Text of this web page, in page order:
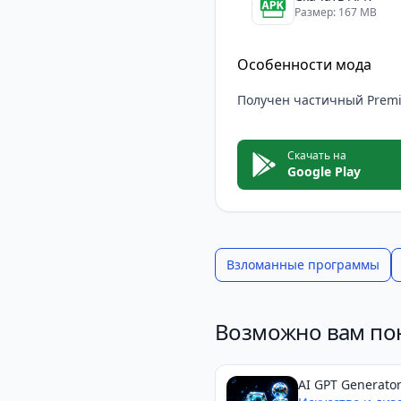
— ваш вариант.
Это приложение
функционал
Размер: 167 MB
Особенности мода
Получен частичный
Скачать на
Google Play
Взломанные программы
Возможно вам
AI GPT Generator